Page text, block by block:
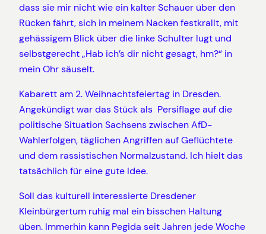
dass sie mir nicht wie ein kalter Schauer über den
Rücken fährt, sich in meinem Nacken festkrallt, mit
gehässigem Blick über die linke Schulter lugt und
selbstgerecht „Hab ich’s dir nicht gesagt, hm?“ in
mein Ohr säuselt.
Kabarett am 2. Weihnachtsfeiertag in Dresden.
Angekündigt war das Stück als Persiflage auf die
politische Situation Sachsens zwischen AfD-
Wahlerfolgen, täglichen Angriffen auf Geflüchtete
und dem rassistischen Normalzustand. Ich hielt das
tatsächlich für eine gute Idee.
Soll das kulturell interessierte Dresdener
Kleinbürgertum ruhig mal ein bisschen Haltung
üben. Immerhin kann Pegida seit Jahren jede Woche